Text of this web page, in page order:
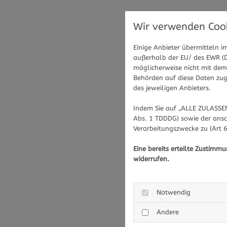
Wir verwenden
Einige Anbieter übermitteln
außerhalb der EU/ des EWR
möglicherweise nicht mit
Behörden auf diese Daten
des jeweiligen Anbieters.
Indem Sie auf „ALLE
Abs. 1 TDDDG) sowie der
Verarbeitungszwecke zu (Art
Eine bereits erteilte
widerrufen.
Notwendig
Andere